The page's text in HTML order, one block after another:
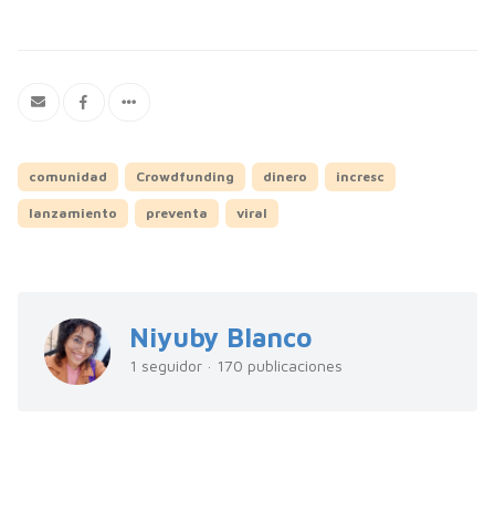
comunidad Crowdfunding dinero incresc
lanzamiento preventa viral
Niyuby Blanco
1 seguidor · 170 publicaciones